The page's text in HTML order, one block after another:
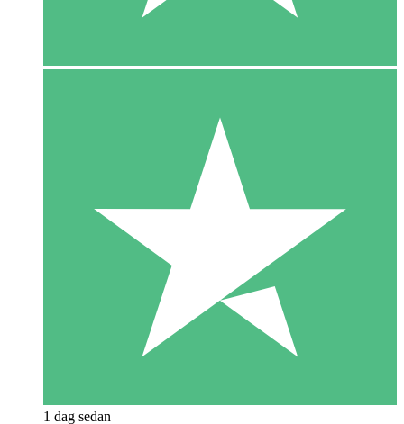
1 dag sedan